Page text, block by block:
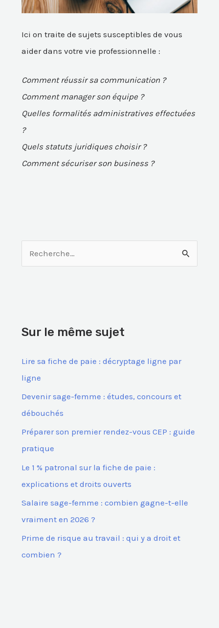
Ici on traite de sujets susceptibles de vous
aider dans votre vie professionnelle :
Comment réussir sa communication ?
Comment manager son équipe ?
Quelles formalités administratives effectuées
?
Quels statuts juridiques choisir ?
Comment sécuriser son business ?
h
Sur le même sujet
Lire sa fiche de paie : décryptage ligne par
ligne
Devenir sage-femme : études, concours et
débouchés
Préparer son premier rendez-vous CEP : guide
pratique
Le 1 % patronal sur la fiche de paie :
explications et droits ouverts
Salaire sage-femme : combien gagne-t-elle
vraiment en 2026 ?
Prime de risque au travail : qui y a droit et
combien ?